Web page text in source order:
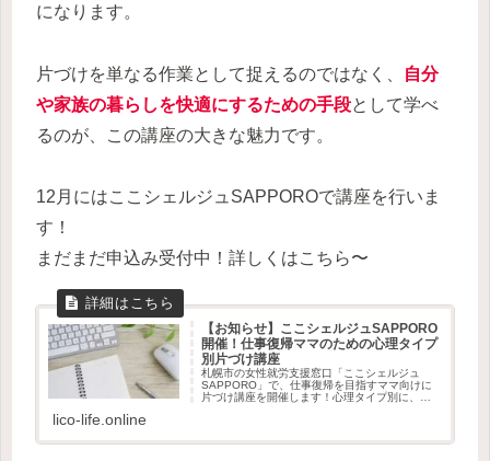
になります。
片づけを単なる作業として捉えるのではなく、
自分
や家族の暮らしを快適にするための手段として学べ
るのが、この講座の大きな魅力です。
12月にはここシェルジュSAPPOROで講座を行いま
す！
まだまだ申込み受付中！詳しくはこちら〜
【お知らせ】ここシェルジュSAPPORO
開催！仕事復帰ママのための心理タイプ
別片づけ講座
札幌市の女性就労支援窓口「ここシェルジュ
SAPPORO」で、仕事復帰を目指すママ向けに
片づけ講座を開催します！心理タイプ別に、自
lico-life.online